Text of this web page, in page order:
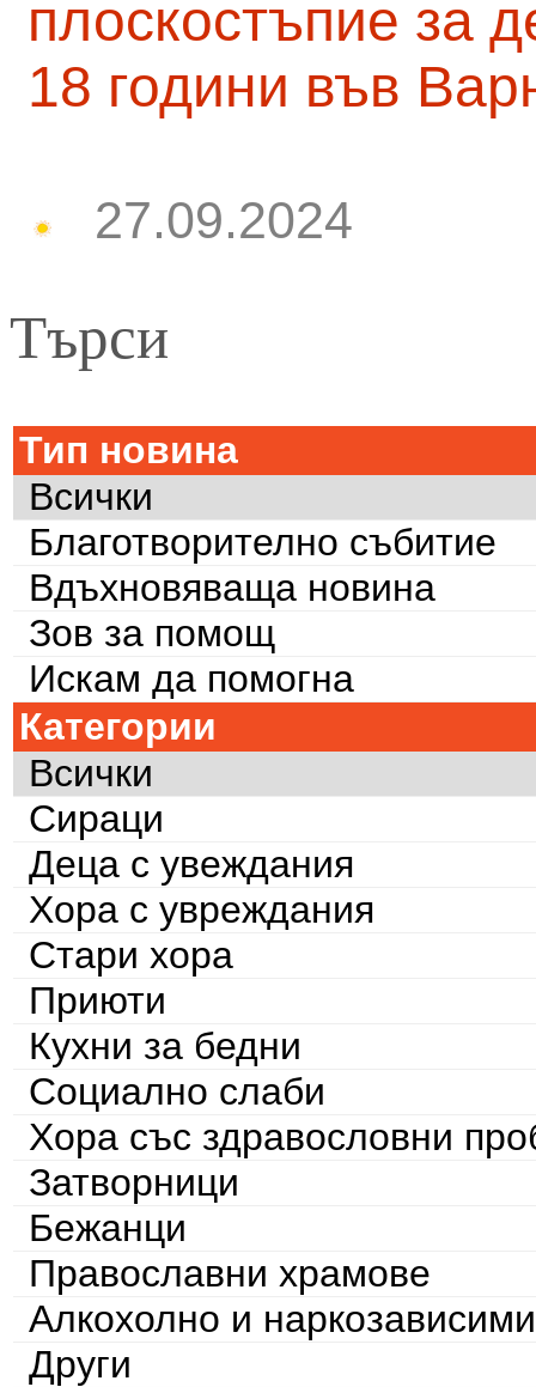
плоскостъпие за
18 години във
27.09.2024
Търси
Тип новина
Всички
Благотворително събитие
Вдъхновяваща новина
Зов за помощ
Искам да помогна
Категории
Всички
Сираци
Деца с увеждания
Хора с увреждания
Стари хора
Приюти
Кухни за бедни
Социално слаби
Хора със здравословни
Затворници
Бежанци
Православни храмове
Алкохолно и наркозависими
Други